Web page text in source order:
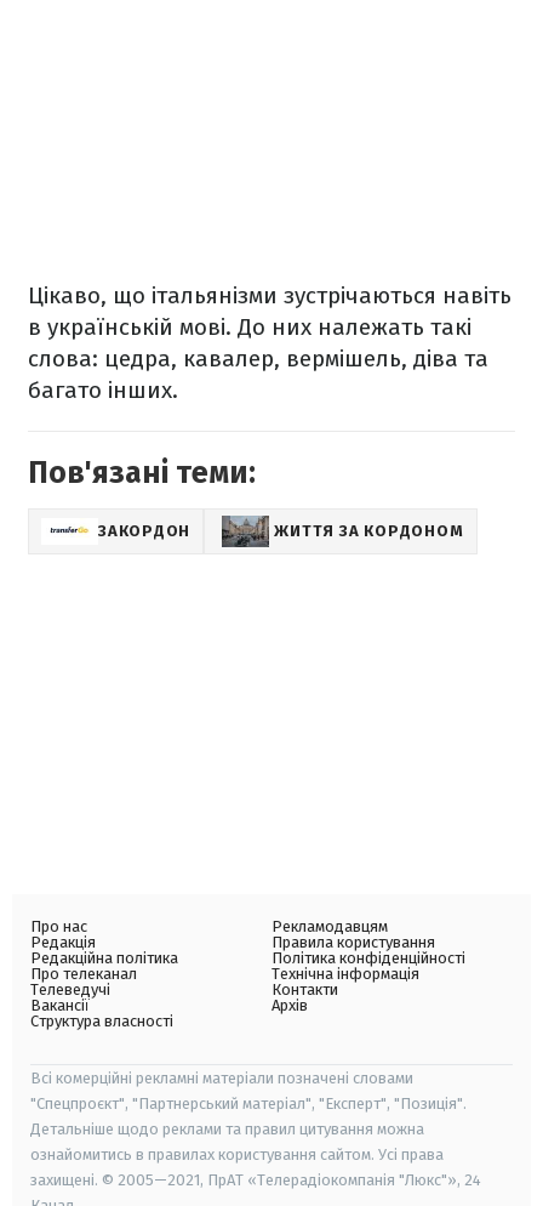
Цікаво, що італьянізми зустрічаються навіть
в українській мові. До них належать такі
слова: цедра, кавалер, вермішель, діва та
багато інших.
Пов'язані теми:
ЗАКОРДОН ЖИТТЯ ЗА КОРДОНОМ
Про нас
Редакція
Редакційна політика
Про телеканал
Телеведучі
Вакансії
Структура власності
Рекламодавцям
Правила користування
Політика конфіденційності
Технічна інформація
Контакти
Архів
Всі комерційні рекламні матеріали позначені словами
"Спецпроєкт", "Партнерський матеріал", "Експерт", "Позиція".
Детальніше щодо реклами та правил цитування можна
ознайомитись в правилах користування сайтом. Усі права
захищені. © 2005—2021, ПрАТ «Телерадіокомпанія "Люкс"», 24